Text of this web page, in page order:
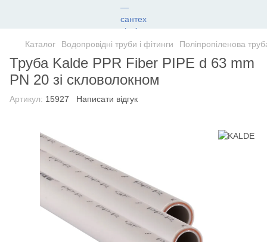
Каталог Водопровідні труби і фітинги Поліпропіленова
Труба Kalde PPR Fiber PIPE d 63 mm
PN 20 зі скловолокном
Артикул: 15927 Написати відгук